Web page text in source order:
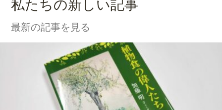
私たちの新しい記事
最新の記事を見る